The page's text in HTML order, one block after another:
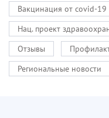
Вакцинация от covid-19
Нац. проект
Отзывы
Региональные новости